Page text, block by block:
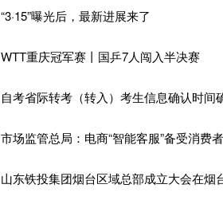
“3·15”曝光后，最新进展来了
WTT重庆冠军赛丨国乒7人闯入半决赛
自考省际转考（转入）考生信息确认时间
市场监管总局：电商“智能客服”备受消费
山东铁投集团烟台区域总部成立大会在烟